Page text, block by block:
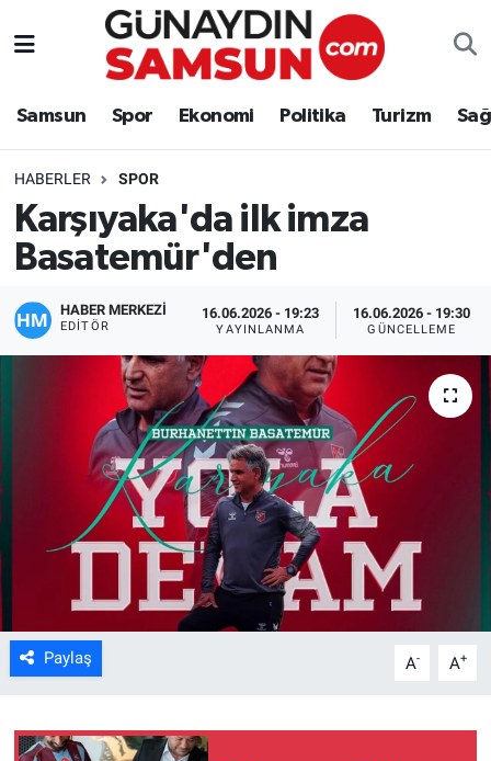
Samsun Spor Ekonomi Politika Turizm
HABERLER SPOR
Karşıyaka'da ilk imza
Basatemür'den
HABER MERKEZİ
EDITÖR
16.06.2026 - 19:23
YAYINLANMA
16.06.2026 - 19:30
GÜNCELLEME
Paylaş A- A+
Samsun
Politika
Turizm
Eğitim
Yaşam
Kültür Sanat
Bilim ve Teknoloji
Genel
Nöbetçi Eczaneler
Süper Lig Puan Durumu ve Fikstür
Tüm Manşetler
Son Dakika Haberleri
Haber Arşivi